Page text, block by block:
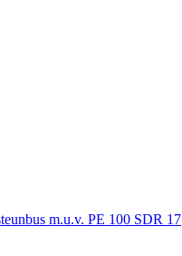
m.u.v. PE 100 SDR 17